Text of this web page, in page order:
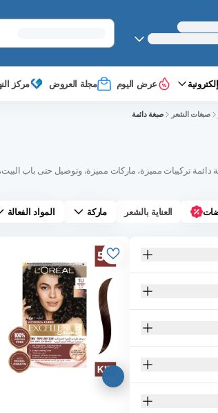
عرض اليوم مجلة العروض مركز
صبغات الشعر صبغة دائمة
تركيبات مميزة، ماركات مميزة، وتوصيل حتى باب
العناية بالشعر ماركة المواد الفعالة